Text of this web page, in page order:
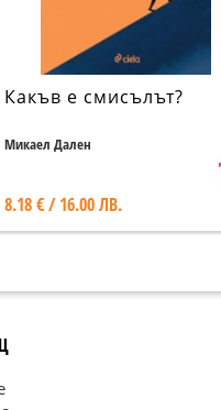
Какъв е смисълът?
Микаел Дален
8.18 € / 16.00 ЛВ.